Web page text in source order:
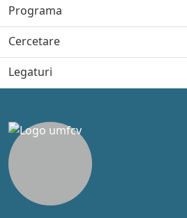
Programa
Cercetare
Legaturi